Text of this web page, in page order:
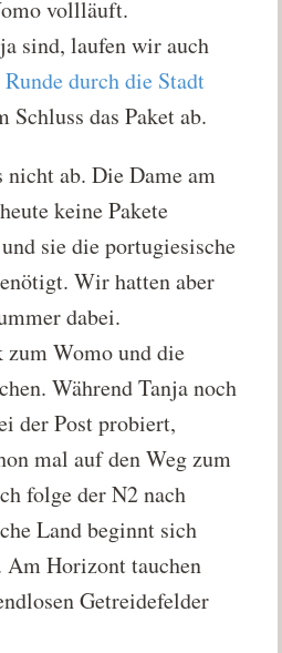
vollläuft.
sind, laufen wir auch
durch die Stadt
Schluss das Paket ab.
ab. Die Dame am
keine Pakete
sie die portugiesische
Wir hatten aber
dabei.
Womo und die
Während Tanja noch
der Post probiert,
mal auf den Weg zum
folge der N2 nach
Land beginnt sich
Am Horizont tauchen
Getreidefelder